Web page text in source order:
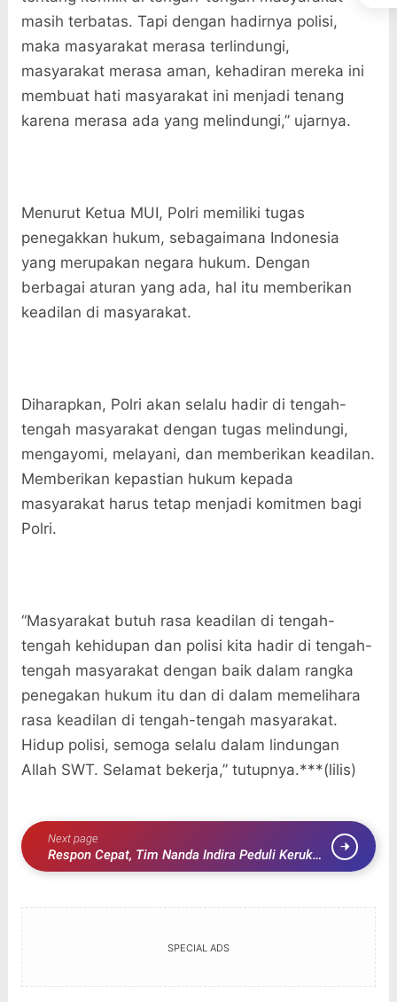
masih terbatas. Tapi dengan hadirnya polisi,
maka masyarakat merasa terlindungi,
masyarakat merasa aman, kehadiran mereka ini
membuat hati masyarakat ini menjadi tenang
karena merasa ada yang melindungi,” ujarnya.
Menurut Ketua MUI, Polri memiliki tugas
penegakkan hukum, sebagaimana Indonesia
yang merupakan negara hukum. Dengan
berbagai aturan yang ada, hal itu memberikan
keadilan di masyarakat.
Diharapkan, Polri akan selalu hadir di tengah-
tengah masyarakat dengan tugas melindungi,
mengayomi, melayani, dan memberikan keadilan.
Memberikan kepastian hukum kepada
masyarakat harus tetap menjadi komitmen bagi
Polri.
“Masyarakat butuh rasa keadilan di tengah-
tengah kehidupan dan polisi kita hadir di tengah-
tengah masyarakat dengan baik dalam rangka
penegakan hukum itu dan di dalam memelihara
rasa keadilan di tengah-tengah masyarakat.
Hidup polisi, semoga selalu dalam lindungan
Allah SWT. Selamat bekerja,” tutupnya.***(lilis)
Next page
Respon Cepat, Tim Nanda Indira Peduli Keruk
Sedimen Sungai di Desa Bagelen
SPECIAL ADS